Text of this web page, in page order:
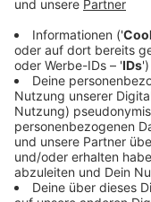
verteilt auf 575
Veröffentlicht:
Anzeige